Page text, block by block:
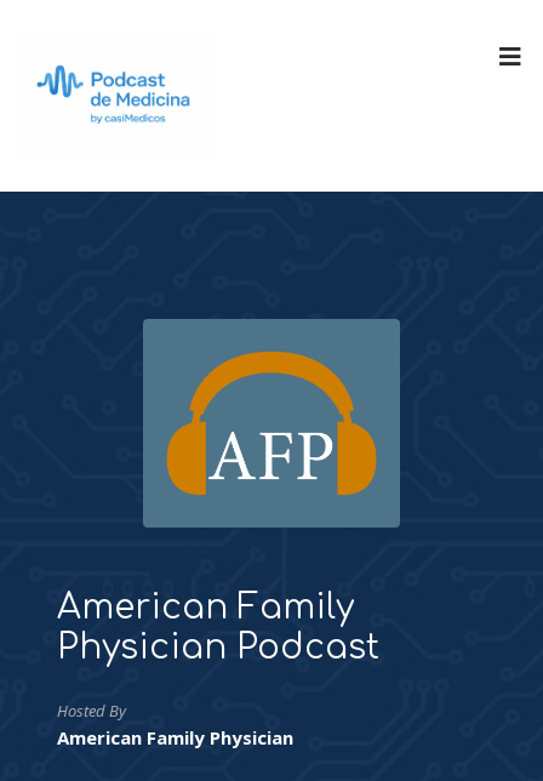
American Family
Physician Podcast
Hosted By
American Family Physician